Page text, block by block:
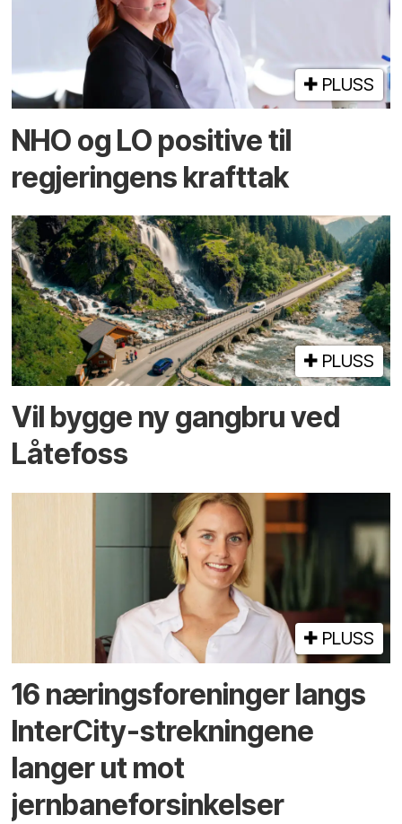
PLUSS
NHO og LO positive til
regjeringens krafttak
PLUSS
Vil bygge ny gangbru ved
Låtefoss
PLUSS
16 næringsforeninger langs
InterCity-strekningene
langer ut mot
jernbaneforsinkelser